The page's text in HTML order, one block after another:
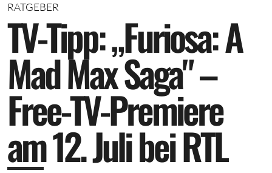
RATGEBER
TV-Tipp:„Furiosa:A
MadMaxSaga"–
Free-TV-Premiere
am12.JulibeiRTL